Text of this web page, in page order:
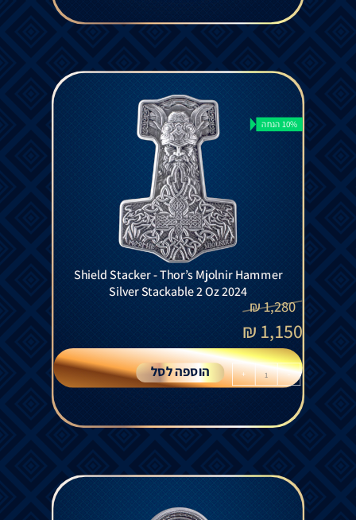
10% הנחה
Shield Stacker - Thor’s Mjolnir Hammer
Silver Stackable 2 Oz 2024
1,280
₪
1,150
₪
-
+ הוספה לסל